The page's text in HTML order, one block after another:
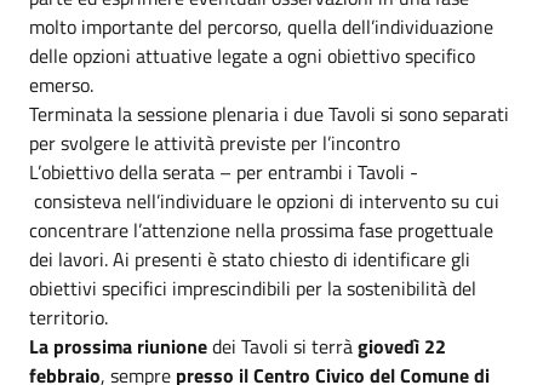
molto importante del percorso, quella dell’individuazione
delle opzioni attuative legate a ogni obiettivo specifico
emerso.
Terminata la sessione plenaria i due Tavoli si sono separati
per svolgere le attività previste per l’incontro
L’obiettivo della serata – per entrambi i Tavoli -
consisteva nell’individuare le opzioni di intervento su cui
concentrare l’attenzione nella prossima fase progettuale
dei lavori. Ai presenti è stato chiesto di identificare gli
obiettivi specifici imprescindibili per la sostenibilità del
territorio.
La prossima riunionedei Tavoli si terràgiovedì 22
febbraio, sempre presso il Centro Civico del Comune di